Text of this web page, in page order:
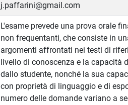
j.paffarini@gmail.com
L'esame prevede una prova orale
non frequentanti, che consiste in
argomenti affrontati nei testi di
livello di conoscenza e la capacità
dallo studente, nonché la sua
con proprietà di linguaggio e di
numero delle domande variano a